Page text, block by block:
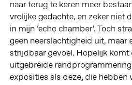
naar terug te keren meer
vrolijke gedachte, en zeker niet
in mijn ‘echo chamber’. Toch
geen neerslachtigheid uit, maar
strijdbaar gevoel. Hopelijk
uitgebreide
exposities als deze, die hebben